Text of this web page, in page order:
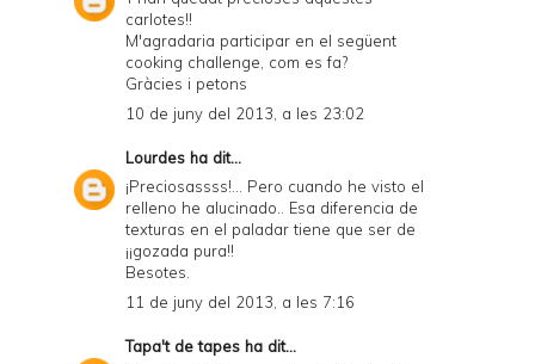
i
e
y
a
n
d
P
carlotes!!
M'agradaria participar en el següent
cooking challenge, com es fa?
Gràcies i petons
10 de juny del 2013, a les 23:02
Lourdes ha dit...
¡Preciosassss!... Pero cuando he visto el
relleno he alucinado.. Esa diferencia de
texturas en el paladar tiene que ser de
¡¡gozada pura!!
Besotes.
11 de juny del 2013, a les 7:16
Tapa't de tapes ha dit...